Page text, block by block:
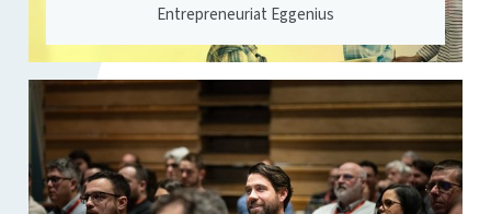
Entrepreneuriat Eggenius